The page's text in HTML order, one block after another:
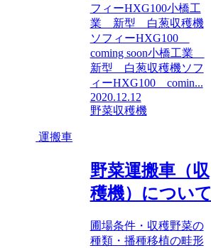
フィーHXG100小橋工
業 新型 白葱収穫機
ソフィーHXG100
coming soon小橋工業
新型 白葱収穫機ソフ
ィーHXG100 comin...
2020.12.12
野菜収穫機
運搬車
野菜運搬車（収
穫機）について
圃場条件・収穫野菜の
種類・播種移植の畦形